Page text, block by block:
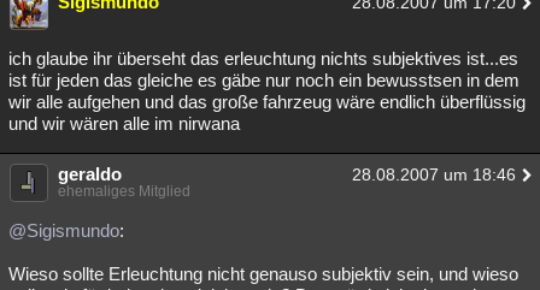
ich glaube ihr überseht das erleuchtung nichts subjektives ist...es
ist für jeden das gleiche es gäbe nur noch ein bewusstsen in dem
wir alle aufgehen und das große fahrzeug wäre endlich überflüssig
und wir wären alle im nirwana
geraldo 28.08.2007 um 18:46
ehemaliges Mitglied
@Sigismundo:
Wieso sollte Erleuchtung nicht genauso subjektiv sein, und wieso